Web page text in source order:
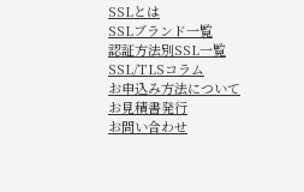
SSLとは
SSLブランド一覧
認証方法別SSL一覧
SSL/TLSコラム
お申込み方法について
お見積書発行
お問い合わせ